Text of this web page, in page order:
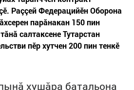
Раççей Федерацийӗн Оборона
парăнакан 150 пин
салтаксене Тутарстан
пӗр хутчен 200 пин тенкӗ
хушăра батальона